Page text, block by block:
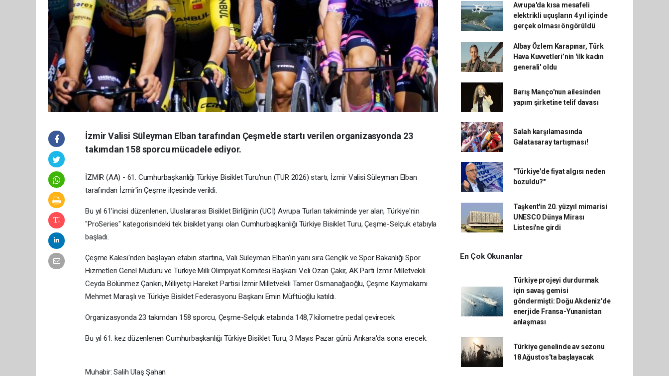
İzmir Valisi Süleyman Elban tarafından Çeşme'de startı verilen organizasyonda 23
takımdan 158 sporcu mücadele ediyor.
İZMIR (AA) - 61. Cumhurbaşkanlığı Türkiye Bisiklet Turu'nun (TUR 2026) startı, İzmir Valisi Süleyman Elban
tarafından İzmir'in Çeşme ilçesinde verildi.
Bu yıl 61'incisi düzenlenen, Uluslararası Bisiklet Birliğinin (UCI) Avrupa Turları takviminde yer alan, Türkiye'nin
"ProSeries" kategorisindeki tek bisiklet yarışı olan Cumhurbaşkanlığı Türkiye Bisiklet Turu, Çeşme-Selçuk etabıyla
başladı.
Çeşme Kalesi'nden başlayan etabın startına, Vali Süleyman Elban'ın yanı sıra Gençlik ve Spor Bakanlığı Spor
Hizmetleri Genel Müdürü ve Türkiye Milli Olimpiyat Komitesi Başkanı Veli Ozan Çakır, AK Parti İzmir Milletvekili
Ceyda Bölünmez Çankırı, Milliyetçi Hareket Partisi İzmir Milletvekili Tamer Osmanağaoğlu, Çeşme Kaymakamı
Mehmet Maraşlı ve Türkiye Bisiklet Federasyonu Başkanı Emin Müftüoğlu katıldı.
Organizasyonda 23 takımdan 158 sporcu, Çeşme-Selçuk etabında 148,7 kilometre pedal çevirecek.
Bu yıl 61. kez düzenlenen Cumhurbaşkanlığı Türkiye Bisiklet Turu, 3 Mayıs Pazar günü Ankara'da sona erecek.
Muhabir: Salih Ulaş Şahan
Avrupa'da kısa mesafeli
elektrikli uçuşların 4 yıl içinde
gerçek olması öngörüldü
Albay Özlem Karapınar, Türk
Hava Kuvvetleri’nin 'ilk kadın
generali' oldu
Barış Manço'nun ailesinden
yapım şirketine telif davası
Salah karşılamasında
Galatasaray tartışması!
"Türkiye'de fiyat algısı neden
bozuldu?"
Taşkent'in 20. yüzyıl mimarisi
UNESCO Dünya Mirası
Listesi'ne girdi
En Çok Okunanlar
Türkiye projeyi durdurmak
için savaş gemisi
göndermişti: Doğu Akdeniz'de
enerjide Fransa-Yunanistan
anlaşması
Türkiye genelinde av sezonu
18 Ağustos'ta başlayacak